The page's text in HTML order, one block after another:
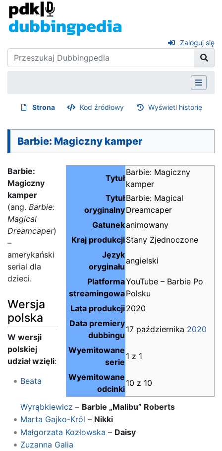
Zaloguj się
Strona Kod źródłowy Wyświetl historię
Barbie: Magiczny kamper
Tytuł
Barbie: Magiczny
kamper
Tytuł
oryginalny
Barbie: Magical
Dreamcaper
Gatunekanimowany
Kraj produkcjiStany Zjednoczone
Język
oryginału
angielski
Platforma
streamingowa
YouTube – Barbie Po
Polsku
Lata produkcji2020
Data premiery
dubbingu
17 października 2020
Wyemitowane
serie
1 z 1
Wyemitowane
odcinki
10 z 10
Barbie:
Magiczny
kamper
(ang. Barbie:
Magical
Dreamcaper)
–
amerykański
serial dla
dzieci.
Wersja
polska
W wersji
polskiej
udział wzięli:
Beata
Wyrąbkiewicz – Barbie „Malibu” Roberts
Marta Gajko-Król – Nikki
Małgorzata Kozłowska – Daisy
Zuzanna Galia